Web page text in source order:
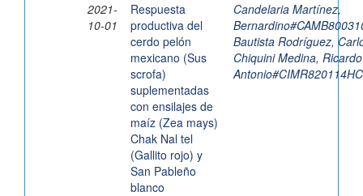
2021-
10-01
Respuesta
productiva del
cerdo pelón
mexicano (Sus
scrofa)
suplementadas
con ensilajes de
maíz (Zea mays)
Chak Nal tel
(Gallito rojo) y
San Pableño
blanco
Candelaria Martínez,
Bautista Rodríguez,
Chiquini Medina, Ricardo